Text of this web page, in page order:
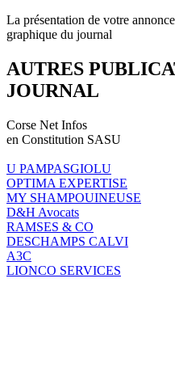
La présentation de votre
graphique du journal
AUTRES
JOURNAL
Corse Net Infos
en Constitution SASU
U PAMPASGIOLU
OPTIMA EXPERTISE
MY SHAMPOUINEUSE
D&H Avocats
RAMSES & CO
DESCHAMPS CALVI
A3C
LIONCO SERVICES